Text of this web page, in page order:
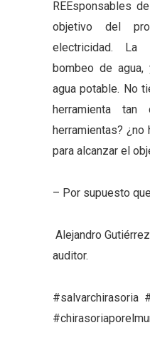
REEsponsables
objetivo del
electricidad. La
bombeo de
agua potable. No
herramienta
herramientas?
para alcanzar el
– Por supuesto
Alejandro
auditor.
#salvarchirasoria